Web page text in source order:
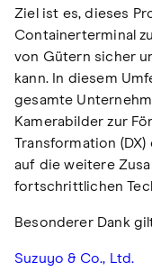
Ziel ist es, dieses
Containerterminal
von Gütern sicher
kann. In diesem
gesamte
Kamerabilder zur
Transformation
auf die weitere
fortschrittlichen
Besonderer Dank
Suzuyo & Co., Ltd.